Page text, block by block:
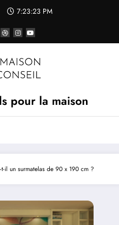
7:23:24 PM
pour la maison
t-il un surmatelas de 90 x 190 cm ?